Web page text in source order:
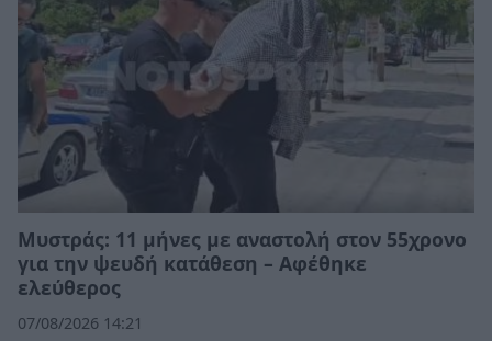
Μυστράς: 11 μήνες με αναστολή στον 55χρονο
για την ψευδή κατάθεση – Αφέθηκε
ελεύθερος
07/08/2026 14:21